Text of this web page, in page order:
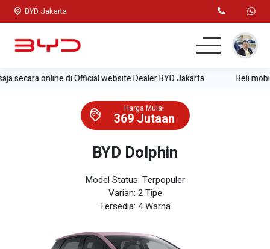
BYD Jakarta
Home
Simulasi Kredit
online di Official website Dealer BYD Jakarta. Beli mobil
Harga Mulai
369 Jutaan
BYD Dolphin
Model Status: Terpopuler
Varian: 2 Tipe
Tersedia: 4 Warna